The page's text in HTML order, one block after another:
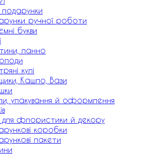
подарунки
ручної роботи
букви
панно
кулі
Кашпо, Вази
упакування й оформлення
флористики й декору
коробки
пакети